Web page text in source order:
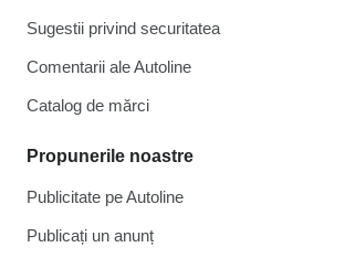
Sugestii privind securitatea
Comentarii ale Autoline
Catalog de mărcі
Propunerile noastre
Publicitate pe Autoline
Publicați un anunț